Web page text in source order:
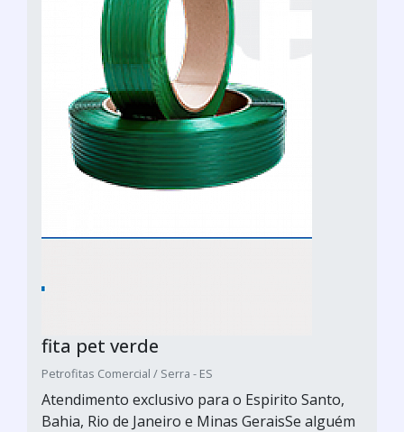
fita pet verde
Petrofitas Comercial / Serra - ES
Atendimento exclusivo para o Espirito Santo,
Bahia, Rio de Janeiro e Minas GeraisSe alguém